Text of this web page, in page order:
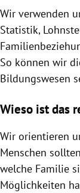
Wir verwenden
Statistik,
So können wir
Bildungswesen
Wieso ist das
Wir orientieren
Menschen
welche Familie
Möglichkeiten